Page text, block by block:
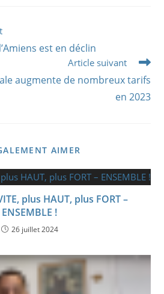
est en déclin
Article suivant
augmente de nombreux tarifs
en 2023
AIMER
plus HAUT, plus FORT –
ENSEMBLE !
26 juillet 2024